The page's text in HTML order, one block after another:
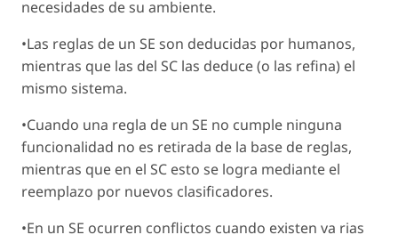
necesidades de su ambiente.
•Las reglas de un SE son deducidas por humanos,
mientras que las del SC las deduce (o las refina) el
mismo sistema.
•Cuando una regla de un SE no cumple ninguna
funcionalidad no es retirada de la base de reglas,
mientras que en el SC esto se logra mediante el
reemplazo por nuevos clasificadores.
•En un SE ocurren conflictos cuando existen va rias